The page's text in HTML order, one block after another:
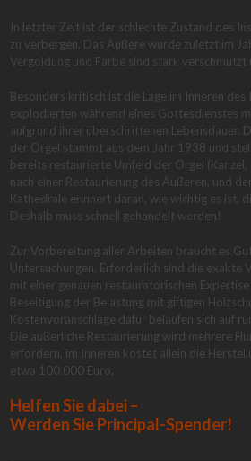
In letzter Zeit ist der schlechte Zustand des
zu verbergen. Das Äußere wurde zuletzt im
Vergoldung und Farbe sind stark verschmutzt
Besonders kritisch ist die Lage im Inneren
explodierten während eines Gottesdienstes
aufgrund ihrer überschrittenen Lebensdauer.
der Orgel stammt aus dem Jahr 1938 und
bereits restaurierte Umfeld der Orgel
nach einer Restaurierung des Äußeren, und
Kathedrale erinnert daran, wie wichtig es ist,
Deshalb muss schnell gehandelt werden!
Zur Vorbereitung aller Arbeiten braucht es
Untersuchungen. Erforderlich sind die exakte
mit einer genauen restauratorischen
Beseitigung der Belastung mit giftigen
Kostenvoranschläge dafür belaufen sich auf
Die äußerliche Restaurierung wird mehrere
erfordern, im Inneren kostet allein die
etwa 100.000 Euro.
Helfen Sie dabei –
Werden Sie Principal-Spender!